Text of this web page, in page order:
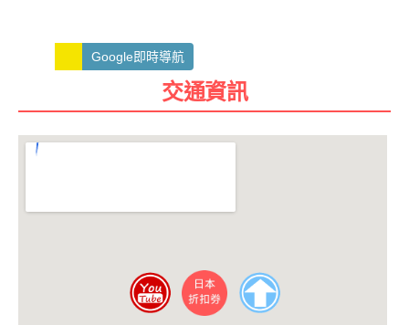
Google即時導航
交通資訊